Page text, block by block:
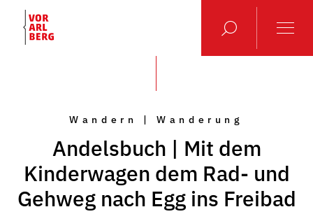
Wandern | Wanderung
Andelsbuch | Mit dem
Kinderwagen dem Rad- und
Gehweg nach Egg ins Freibad